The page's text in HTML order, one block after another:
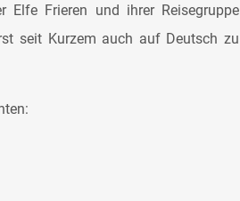
Elfe Frieren und ihrer Reisegruppe
seit Kurzem auch auf Deutsch zu